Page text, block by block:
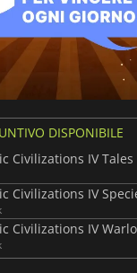
DISPONIBILE
Civilizations IV
Civilizations IV